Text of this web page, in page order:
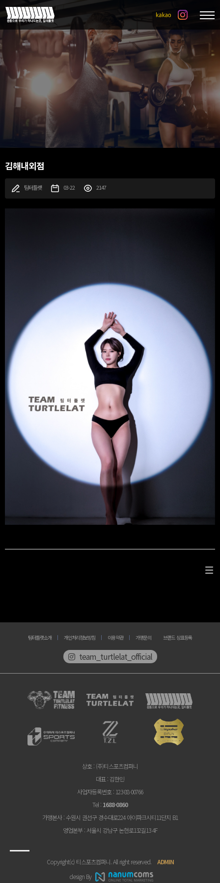
김해내외점
팀터틀랫 03-22 2147
팀터틀랫소개 개인처리정보방침 이용약관 가맹문의 브랜드 상표등록
team_turtlelat_official
상호 : (주)티스포츠컴퍼니
대표 : 김한민
사업자등록번호 : 123-88-00766
Tel : 1688-0860
가맹본사: 수원시 권선구 경수대로224 아이파크시티11단지 B1
영업본부: 서울시 강남구 논현로132길13 4F
Copyright(c) 티스포츠컴퍼니. All right reserved. ADMIN
design By